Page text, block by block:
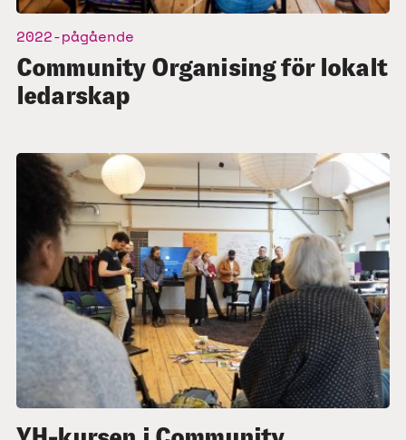
2022-pågående
Community Organising för lokalt
ledarskap